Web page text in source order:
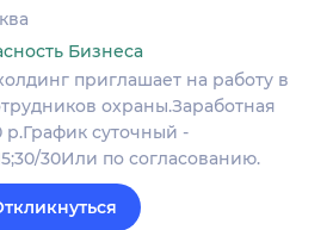
Бизнеса
приглашает на работу в
охраны.Заработная
р.График суточный -
15;30/30Или по согласованию.